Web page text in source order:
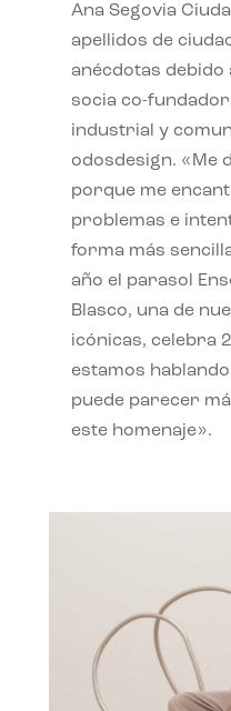
Ana Segovia
apellidos de
anécdotas debido
socia co-
industrial y
odosdesign. «Me
porque me
problemas e
forma más
año el parasol
Blasco, una de
icónicas, celebra
estamos
puede parecer
este homenaje».